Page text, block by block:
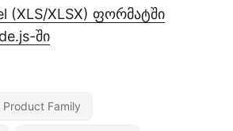
(XLS/XLSX) ფორმატში
ში
Product Family